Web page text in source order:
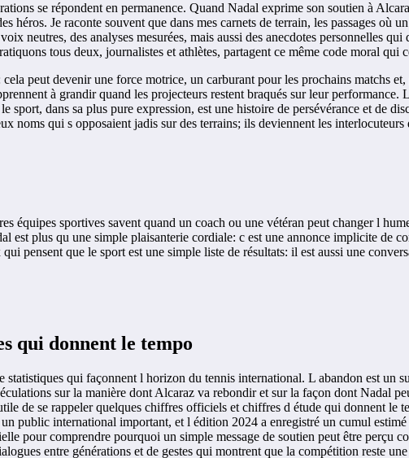
se répondent en permanence. Quand Nadal exprime son soutien à
héros. Je raconte souvent que dans mes carnets de terrain, les passages où
neutres, des analyses mesurées, mais aussi des anecdotes personnelles
tous deux, journalistes et athlètes, partagent ce même code moral qui
peut devenir une force motrice, un carburant pour les prochains matchs
à grandir quand les projecteurs restent braqués sur leur
sport, dans sa plus pure expression, est une histoire de persévérance et de
noms qui s opposaient jadis sur des terrains; ils deviennent les
équipes sportives savent quand un coach ou une vétéran peut changer l
est plus qu une simple plaisanterie cordiale: c est une annonce implicite de
pensent que le sport est une simple liste de résultats: il est aussi une
qui donnent le tempo
qui façonnent l horizon du tennis international. L abandon est un
sur la manière dont Alcaraz va rebondir et sur la façon dont Nadal
de se rappeler quelques chiffres officiels et chiffres d étude qui donnent le
public international important, et l édition 2024 a enregistré un cumul
pour comprendre pourquoi un simple message de soutien peut être perçu
entre générations et de gestes qui montrent que la compétition reste